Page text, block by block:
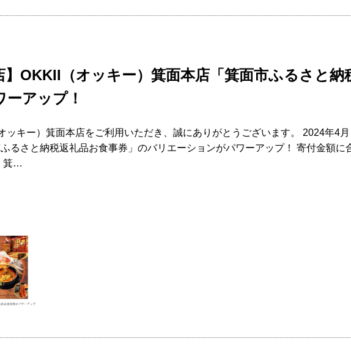
】OKKII（オッキー）箕面本店「箕面市ふるさと納
ーアップ！
ッキー）箕面本店をご利用いただき、誠にありがとうございます。 2024年4
るさと納税返礼品お食事券」のバリエーションがパワーアップ！ 寄付金額に
箕…